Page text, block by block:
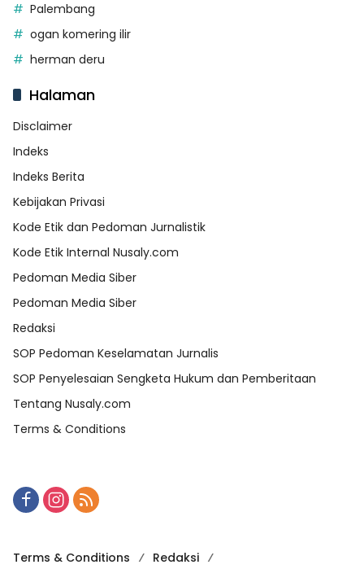
Palembang
ogan komering ilir
herman deru
Halaman
Disclaimer
Indeks
Indeks Berita
Kebijakan Privasi
Kode Etik dan Pedoman Jurnalistik
Kode Etik Internal Nusaly.com
Pedoman Media Siber
Pedoman Media Siber
Redaksi
SOP Pedoman Keselamatan Jurnalis
SOP Penyelesaian Sengketa Hukum dan Pemberitaan
Tentang Nusaly.com
Terms & Conditions
Terms & Conditions Redaksi